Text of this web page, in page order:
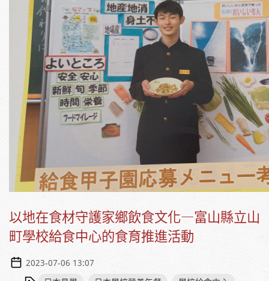
以地在食材守護家鄉飲食文化—富山縣立山
町學校給食中心的食育推進活動
2023-07-06 13:07